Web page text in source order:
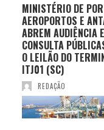
MINISTÉRIO DE
AEROPORTOS E
ABREM AUDIÊNCIA E
CONSULTA
O LEILÃO DO
ITJ01 (SC)
REDAÇÃO